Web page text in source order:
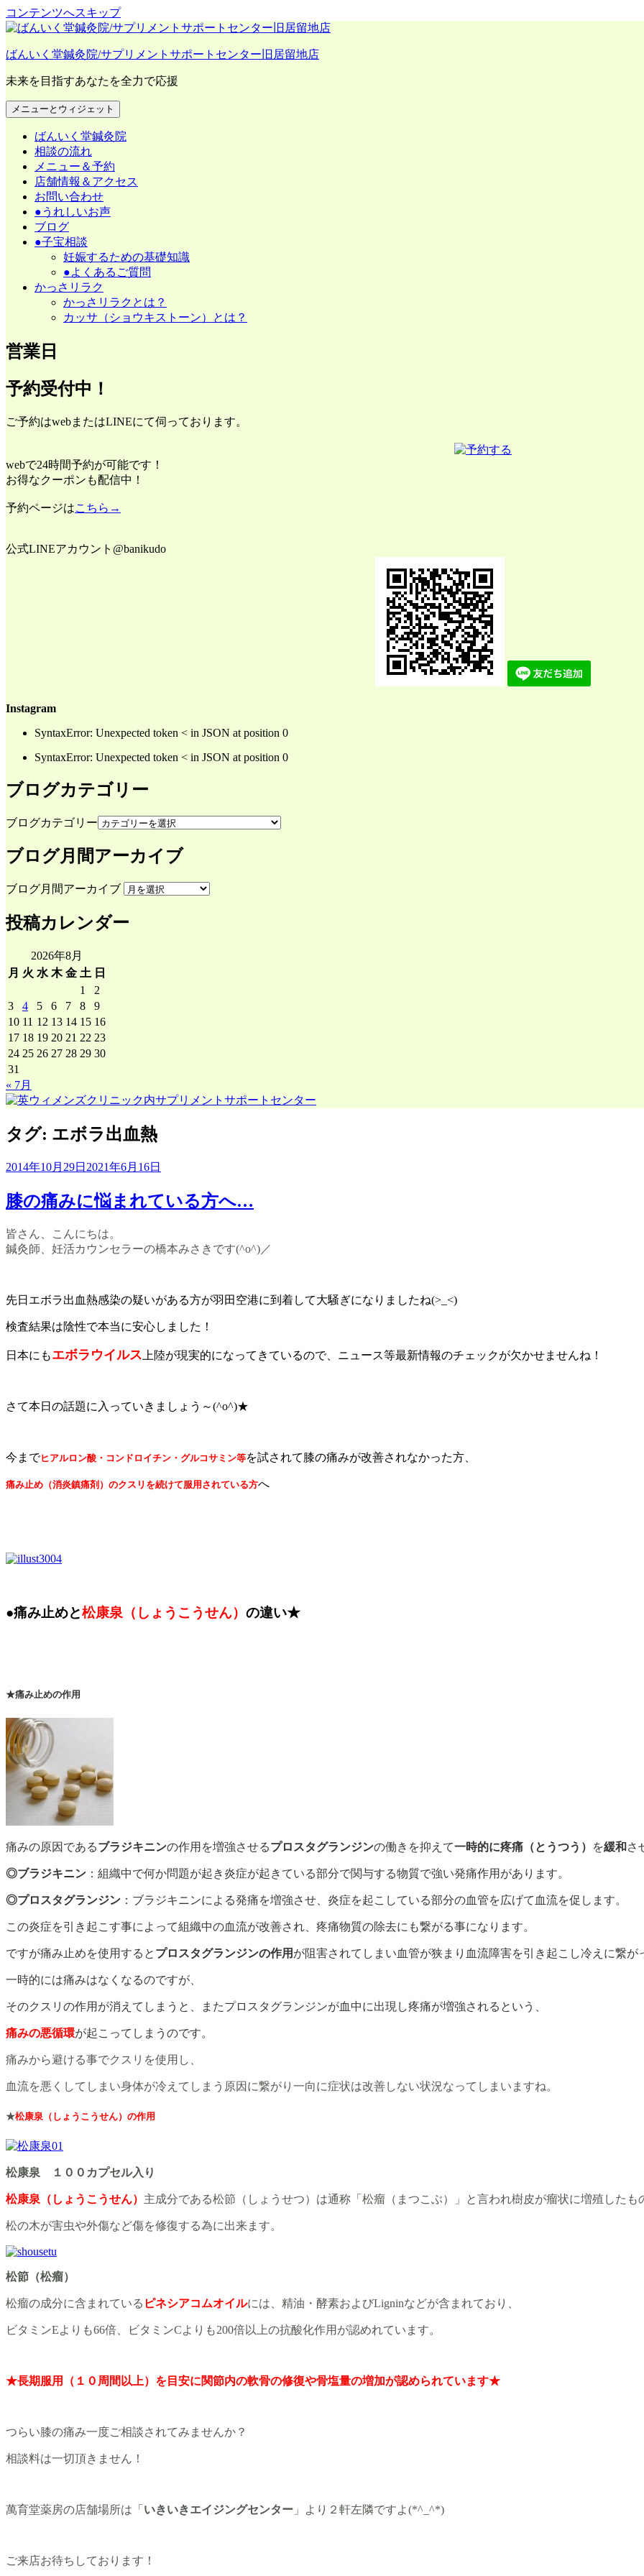
コンテンツへスキップ
ばんいく堂鍼灸院/サプリメントサポートセンター旧居留地店
未来を目指すあなたを全力で応援
メニューとウィジェット
ばんいく堂鍼灸院
相談の流れ
メニュー＆予約
店舗情報＆アクセス
お問い合わせ
●うれしいお声
ブログ
●子宝相談
妊娠するための基礎知識
●よくあるご質問
かっさリラク
かっさリラクとは？
カッサ（ショウキストーン）とは？
営業日
予約受付中！
ご予約はwebまたはLINEにて伺っております。
webで24時間予約が可能です！
お得なクーポンも配信中！
予約ページはこちら→
公式LINEアカウント@banikudo
Instagram
SyntaxError: Unexpected token < in JSON at position 0
SyntaxError: Unexpected token < in JSON at position 0
ブログカテゴリー
ブログカテゴリー
ブログ月間アーカイブ
ブログ月間アーカイブ
投稿カレンダー
2026年8月
月 火 水 木 金 土 日
1
2
3
4 5 6 7 8
9
10 11 12 13 14 15 16
17 18 19 20 21 22 23
24 25 26 27 28 29 30
31
« 7月
タグ: エボラ出血熱
2014年10月29日 2021年6月16日
膝の痛みに悩まれている方へ…
皆さん、こんにちは。
鍼灸師、妊活カウンセラーの橋本みさきです(^o^)／
先日エボラ出血熱感染の疑いがある方が羽田空港に到着して大騒ぎになりましたね(>_<)
検査結果は陰性で本当に安心しました！
日本にもエボラウイルス 上陸が現実的になってきているので、ニュース等最新情報のチェックが欠かせませんね！
さて本日の話題に入っていきましょう～(^o^)★
今までヒアルロン酸・コンドロイチン・グルコサミン等を試されて膝の痛みが改善されなかった方、
痛み止め（消炎鎮痛剤）のクスリを続けて服用されている方へ
●痛み止めと松康泉（しょうこうせん） の違い★
★痛み止めの作用
痛みの原因であるブラジキニンの作用を増強させるプロスタグランジンの働きを抑えて一時的に疼痛（とうつう） を緩和 さ
◎ブラジキニン ：組織中で何か問題が起き炎症が起きている部分で関与する物質で強い発痛作用があります。
◎プロスタグランジン ：ブラジキニンによる発痛を増強させ、炎症を起こしている部分の血管を広げて血流を促します。
この炎症を引き起こす事によって組織中の血流が改善され、疼痛物質の除去にも繋がる事になります。
ですが痛み止めを使用すると プロスタグランジンの作用 が阻害されてしまい血管が狭まり血流障害を引き起こし冷えに繋が
一時的には痛みはなくなるのですが、
そのクスリの作用が消えてしまうと、またプロスタグランジンが血中に出現し疼痛が増強されるという、
痛みの悪循環が起こってしまうのです。
痛みから避ける事でクスリを使用し、
血流を悪くしてしまい身体が冷えてしまう原因に繋がり一向に症状は改善しない状況なってしまいますね。
★松康泉（しょうこうせん）の作用
松康泉 １００カプセル入り
松康泉（しょうこうせん） 主成分である松節（しょうせつ）は通称「松瘤（まつこぶ）」と言われ樹皮が瘤状に増殖したも
松の木が害虫や外傷など傷を修復する為に出来ます。
松節（松瘤）
松瘤の成分に含まれている ピネシアコムオイルには、精油・酵素およびLigninなどが含まれており、
ビタミンEよりも66倍、ビタミンCよりも200倍以上の抗酸化作用が認めれています。
★長期服用（１０周間以上）を目安に関節内の軟骨の修復や骨塩量の増加が認められています★
つらい膝の痛み一度ご相談されてみませんか？
相談料は一切頂きません！
萬育堂薬房の店舗場所は「 いきいきエイジングセンター 」より２軒左隣ですよ(*^_^*)
ご来店お待ちしております！